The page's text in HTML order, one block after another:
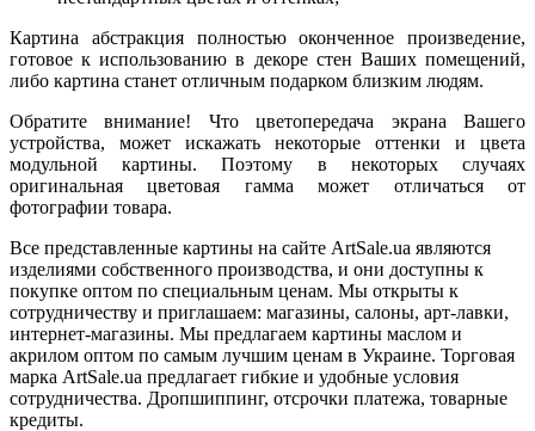
Картина абстракция полностью оконченное произведение,
готовое к использованию в декоре стен Ваших помещений,
либо картина станет отличным подарком близким людям.
Обратите внимание! Что цветопередача экрана Вашего
устройства, может искажать некоторые оттенки и цвета
модульной картины. Поэтому в некоторых случаях
оригинальная цветовая гамма может отличаться от
фотографии товара.
Все представленные картины на сайте ArtSale.ua являются
изделиями собственного производства, и они доступны к
покупке оптом по специальным ценам. Мы открыты к
сотрудничеству и приглашаем: магазины, салоны, арт-лавки,
интернет-магазины. Мы предлагаем картины маслом и
акрилом оптом по самым лучшим ценам в Украине. Торговая
марка ArtSale.ua предлагает гибкие и удобные условия
сотрудничества. Дропшиппинг, отсрочки платежа, товарные
кредиты.